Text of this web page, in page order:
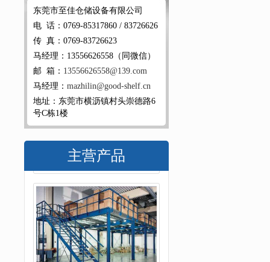
东莞市至佳仓储设备有限公司
电 话：0769-85317860 / 83726626
传 真：0769-83726623
马经理：13556626558（同微信）
邮 箱： 13556626558@139.com
马经理： mazhilin@good-shelf.cn
地址：东莞市横沥镇村头崇德路6
号C栋1楼
主营产品